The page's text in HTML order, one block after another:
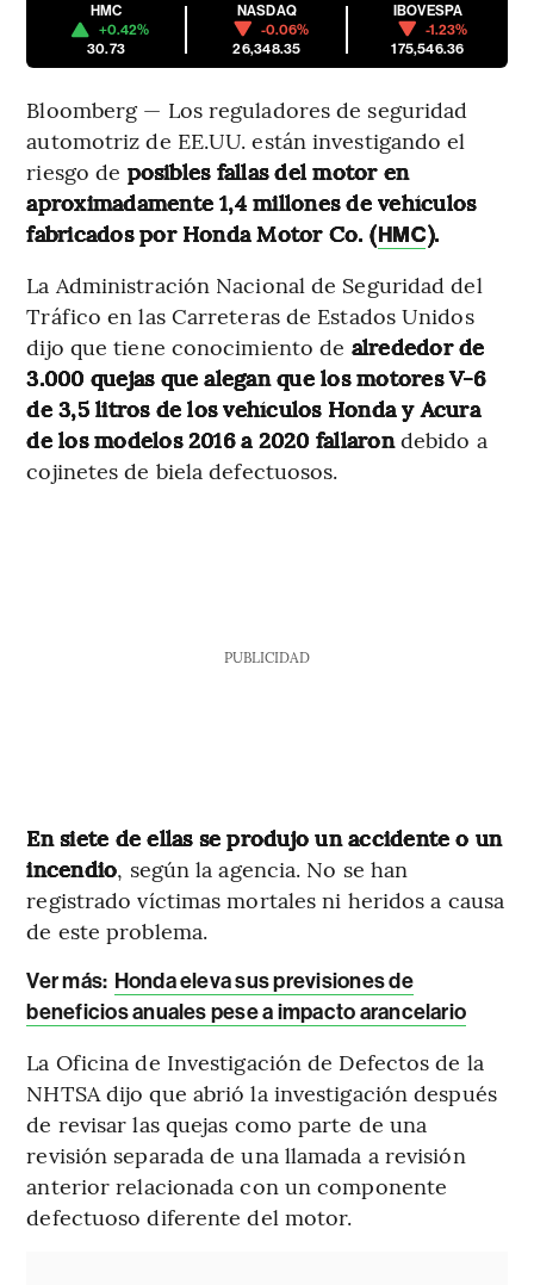
HMC
+0.42%
30.73
NASDAQ
-0.06%
26,348.35
IBOVESPA
-1.23%
175,546.36
Bloomberg — Los reguladores de seguridad
automotriz de EE.UU. están investigando el
riesgo de posibles fallas del motor en
aproximadamente 1,4 millones de vehículos
fabricados por Honda Motor Co. (HMC).
La Administración Nacional de Seguridad del
Tráfico en las Carreteras de Estados Unidos
dijo que tiene conocimiento de alrededor de
3.000 quejas que alegan que los motores V-6
de 3,5 litros de los vehículos Honda y Acura
de los modelos 2016 a 2020 fallarondebido a
cojinetes de biela defectuosos.
PUBLICIDAD
En siete de ellas se produjo un accidente o un
incendio, según la agencia. No se han
registrado víctimas mortales ni heridos a causa
de este problema.
Ver más: Honda eleva sus previsiones de
beneficios anuales pese a impacto arancelario
La Oficina de Investigación de Defectos de la
NHTSA dijo que abrió la investigación después
de revisar las quejas como parte de una
revisión separada de una llamada a revisión
anterior relacionada con un componente
defectuoso diferente del motor.